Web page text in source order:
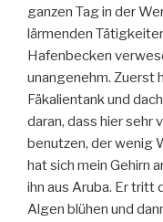
ganzen Tag in der
lärmenden
Hafenbecken
unangenehm. Zuerst
Fäkalientank und
daran, dass hier sehr
benutzen, der wenig
hat sich mein Gehirn
ihn aus Aruba. Er tritt
Algen blühen und